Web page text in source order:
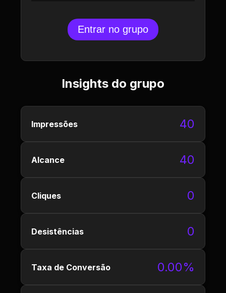
Entrar no grupo
Insights do grupo
Impressões 40
Alcance 40
Cliques 0
Desistências 0
Taxa de Conversão 0.00%